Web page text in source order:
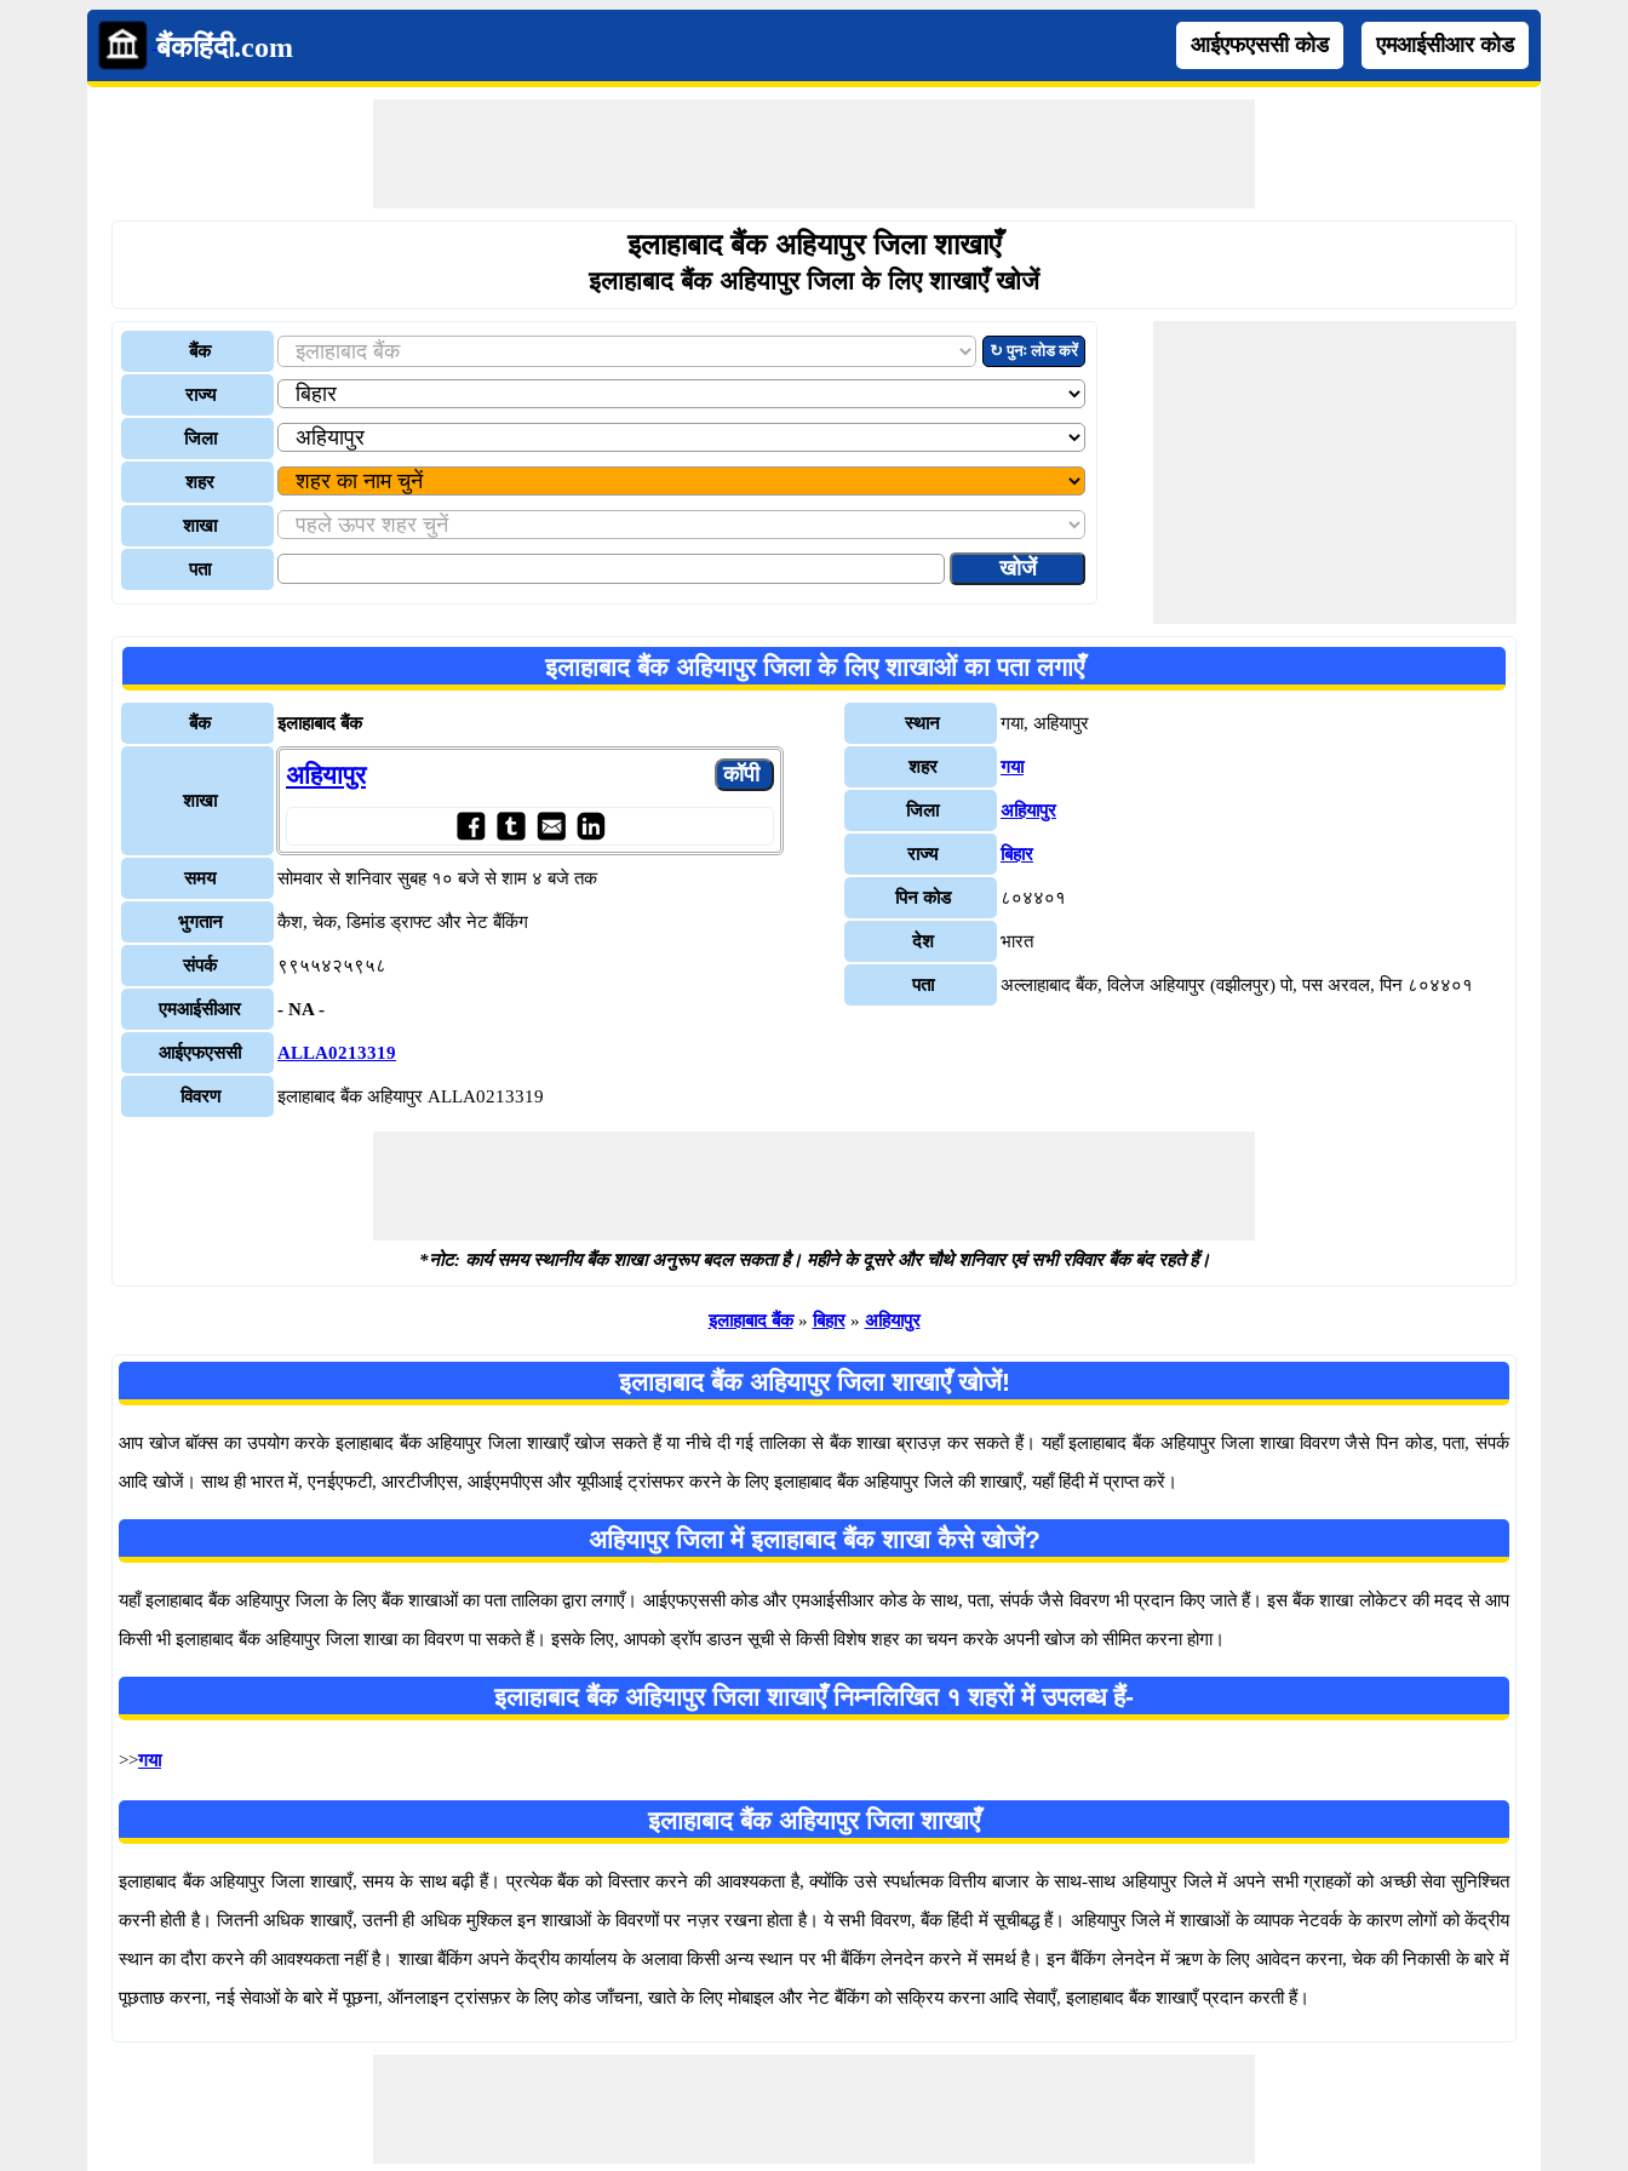
बैंकहिंदी.com आईएफएससी कोड एमआईसीआर कोड
इलाहाबाद बैंक अहियापुर जिला शाखाएँ
इलाहाबाद बैंक अहियापुर जिला के लिए शाखाएँ खोजें
बैंक ↻ पुनः लोड करें
राज्य
जिला
शहर
शाखा
पता
इलाहाबाद बैंक अहियापुर जिला के लिए शाखाओं का पता लगाएँ
बैंक इलाहाबाद बैंक
शाखा
अहियापुर
समय सोमवार से शनिवार सुबह १० बजे से शाम ४ बजे तक
भुगतान कैश, चेक, डिमांड ड्राफ्ट और नेट बैंकिंग
संपर्क ९९५५४२५९५८
एमआईसीआर - NA -
आईएफएससी ALLA0213319
विवरण इलाहाबाद बैंक अहियापुर ALLA0213319
स्थान गया, अहियापुर
शहर गया
जिला अहियापुर
राज्य बिहार
पिन कोड ८०४४०१
देश भारत
पता अल्लाहाबाद बैंक, विलेज अहियापुर (वझीलपुर) पो, पस अरवल, पिन ८०४४०१
*नोट: कार्य समय स्थानीय बैंक शाखा अनुरूप बदल सकता है। महीने के दूसरे और चौथे शनिवार एवं सभी रविवार बैंक बंद रहते हैं।
इलाहाबाद बैंक » बिहार » अहियापुर
इलाहाबाद बैंक अहियापुर जिला शाखाएँ खोजें!
आप खोज बॉक्स का उपयोग करके इलाहाबाद बैंक अहियापुर जिला शाखाएँ खोज सकते हैं या नीचे दी गई तालिका से बैंक शाखा ब्राउज़ कर सकते हैं। यहाँ इलाहाबाद बैंक अहियापुर जिला शाखा विवरण जैसे पिन कोड, पता, संपर्क
आदि खोजें। साथ ही भारत में, एनईएफटी, आरटीजीएस, आईएमपीएस और यूपीआई ट्रांसफर करने के लिए इलाहाबाद बैंक अहियापुर जिले की शाखाएँ, यहाँ हिंदी में प्राप्त करें।
अहियापुर जिला में इलाहाबाद बैंक शाखा कैसे खोजें?
यहाँ इलाहाबाद बैंक अहियापुर जिला के लिए बैंक शाखाओं का पता तालिका द्वारा लगाएँ। आईएफएससी कोड और एमआईसीआर कोड के साथ, पता, संपर्क जैसे विवरण भी प्रदान किए जाते हैं। इस बैंक शाखा लोकेटर की मदद से आप
किसी भी इलाहाबाद बैंक अहियापुर जिला शाखा का विवरण पा सकते हैं। इसके लिए, आपको ड्रॉप डाउन सूची से किसी विशेष शहर का चयन करके अपनी खोज को सीमित करना होगा।
इलाहाबाद बैंक अहियापुर जिला शाखाएँ निम्नलिखित १ शहरों में उपलब्ध हैं-
>>गया
इलाहाबाद बैंक अहियापुर जिला शाखाएँ
इलाहाबाद बैंक अहियापुर जिला शाखाएँ, समय के साथ बढ़ी हैं। प्रत्येक बैंक को विस्तार करने की आवश्यकता है, क्योंकि उसे स्पर्धात्मक वित्तीय बाजार के साथ-साथ अहियापुर जिले में अपने सभी ग्राहकों को अच्छी सेवा सुनिश्चित
करनी होती है। जितनी अधिक शाखाएँ, उतनी ही अधिक मुश्किल इन शाखाओं के विवरणों पर नज़र रखना होता है। ये सभी विवरण, बैंक हिंदी में सूचीबद्ध हैं। अहियापुर जिले में शाखाओं के व्यापक नेटवर्क के कारण लोगों को केंद्रीय
स्थान का दौरा करने की आवश्यकता नहीं है। शाखा बैंकिंग अपने केंद्रीय कार्यालय के अलावा किसी अन्य स्थान पर भी बैंकिंग लेनदेन करने में समर्थ है। इन बैंकिंग लेनदेन में ऋण के लिए आवेदन करना, चेक की निकासी के बारे में
पूछताछ करना, नई सेवाओं के बारे में पूछना, ऑनलाइन ट्रांसफ़र के लिए कोड जाँचना, खाते के लिए मोबाइल और नेट बैंकिंग को सक्रिय करना आदि सेवाएँ, इलाहाबाद बैंक शाखाएँ प्रदान करती हैं।